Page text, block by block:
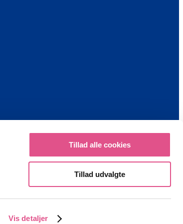
Vis detaljer
Tillad alle cookies
Tillad udvalgte